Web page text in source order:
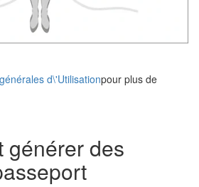
d\'Utilisationpour plus de
générer des